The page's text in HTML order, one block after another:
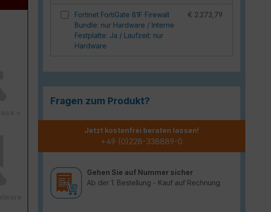
Fortinet FortiGate 81F Firewall
Bundle: nur Hardware / Interne
Festplatte: Ja / Laufzeit: nur
Hardware
€ 2.273,79
Fragen zum Produkt?
Jetzt kostenfrei beraten lassen!
+49 (0)228-338889-0
Gehen Sie auf Nummer sicher
Ab der 1. Bestellung - Kauf auf Rechnung